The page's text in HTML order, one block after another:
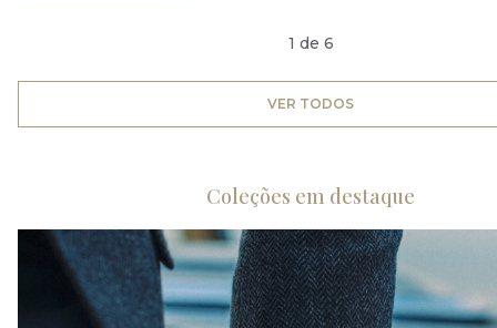
1 de 6
VER TODOS
Coleções em destaque